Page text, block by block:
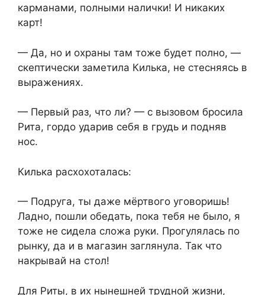
карманами, полными налички! И никаких
карт!
— Да, но и охраны там тоже будет полно, —
скептически заметила Килька, не стесняясь в
выражениях.
— Первый раз, что ли? — с вызовом бросила
Рита, гордо ударив себя в грудь и подняв
нос.
Килька расхохоталась:
— Подруга, ты даже мёртвого уговоришь!
Ладно, пошли обедать, пока тебя не было, я
тоже не сидела сложа руки. Прогулялась по
рынку, да и в магазин заглянула. Так что
накрывай на стол!
Для Риты, в их нынешней трудной жизни,